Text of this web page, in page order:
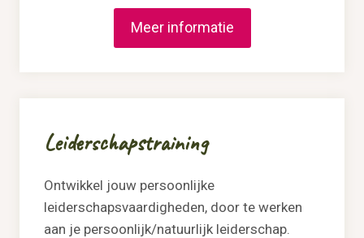
Meer informatie
Leiderschapstraining
Ontwikkel jouw persoonlijke
leiderschapsvaardigheden, door te werken
aan je persoonlijk/natuurlijk leiderschap.